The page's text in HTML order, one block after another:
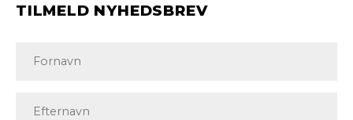
TILMELD NYHEDSBREV